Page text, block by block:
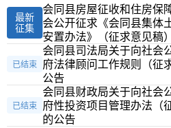
最新
征集
会同县房屋征收和住房保
会公开征求《会同县集体
安置办法》（征求意见稿
已结束
会同县司法局关于向社会
府法律顾问工作规则（征
公告
已结束
会同县财政局关于向社会
府性投资项目管理办法（
的公告